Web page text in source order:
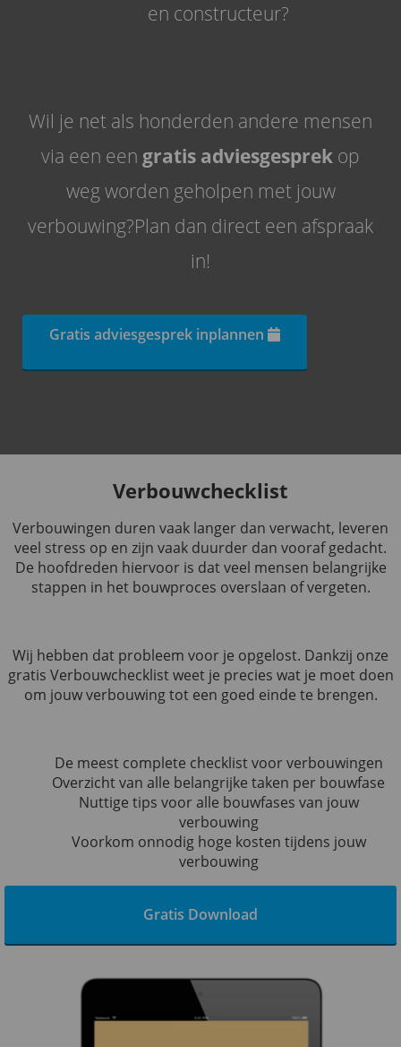
en constructeur?
Wil je net als honderden andere mensen
via een een gratis adviesgesprek op
weg worden geholpen met jouw
verbouwing?Plan dan direct een afspraak
in!
Gratis adviesgesprek inplannen
Verbouwchecklist
Verbouwingen duren vaak langer dan verwacht, leveren
veel stress op en zijn vaak duurder dan vooraf gedacht.
De hoofdreden hiervoor is dat veel mensen belangrijke
stappen in het bouwproces overslaan of vergeten.
Wij hebben dat probleem voor je opgelost. Dankzij onze
gratis Verbouwchecklist weet je precies wat je moet doen
om jouw verbouwing tot een goed einde te brengen.
De meest complete checklist voor verbouwingen
Overzicht van alle belangrijke taken per bouwfase
Nuttige tips voor alle bouwfases van jouw
verbouwing
Voorkom onnodig hoge kosten tijdens jouw
verbouwing
Gratis Download